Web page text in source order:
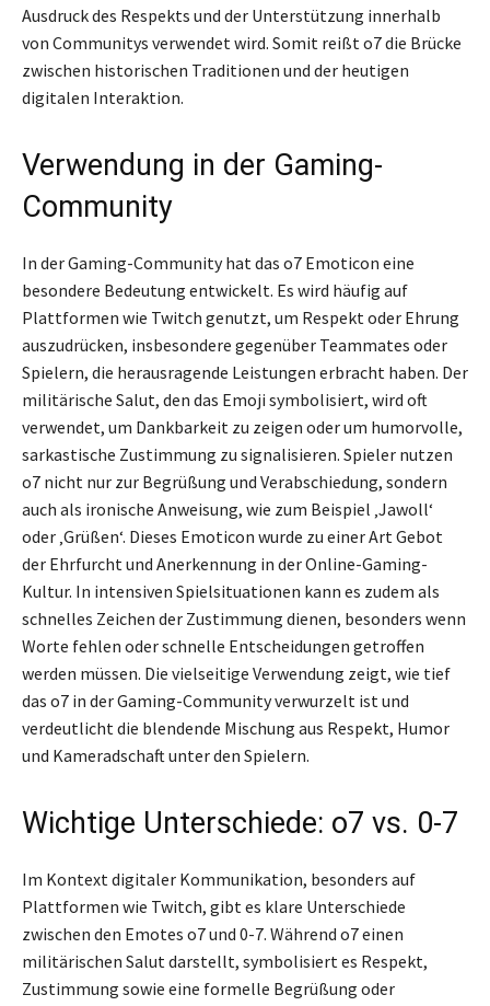
Ausdruck des Respekts und der Unterstützung innerhalb
von Communitys verwendet wird. Somit reißt o7 die Brücke
zwischen historischen Traditionen und der heutigen
digitalen Interaktion.
Verwendung in der Gaming-
Community
In der Gaming-Community hat das o7 Emoticon eine
besondere Bedeutung entwickelt. Es wird häufig auf
Plattformen wie Twitch genutzt, um Respekt oder Ehrung
auszudrücken, insbesondere gegenüber Teammates oder
Spielern, die herausragende Leistungen erbracht haben. Der
militärische Salut, den das Emoji symbolisiert, wird oft
verwendet, um Dankbarkeit zu zeigen oder um humorvolle,
sarkastische Zustimmung zu signalisieren. Spieler nutzen
o7 nicht nur zur Begrüßung und Verabschiedung, sondern
auch als ironische Anweisung, wie zum Beispiel ‚Jawoll‘
oder ‚Grüßen‘. Dieses Emoticon wurde zu einer Art Gebot
der Ehrfurcht und Anerkennung in der Online-Gaming-
Kultur. In intensiven Spielsituationen kann es zudem als
schnelles Zeichen der Zustimmung dienen, besonders wenn
Worte fehlen oder schnelle Entscheidungen getroffen
werden müssen. Die vielseitige Verwendung zeigt, wie tief
das o7 in der Gaming-Community verwurzelt ist und
verdeutlicht die blendende Mischung aus Respekt, Humor
und Kameradschaft unter den Spielern.
Wichtige Unterschiede: o7 vs. 0-7
Im Kontext digitaler Kommunikation, besonders auf
Plattformen wie Twitch, gibt es klare Unterschiede
zwischen den Emotes o7 und 0-7. Während o7 einen
militärischen Salut darstellt, symbolisiert es Respekt,
Zustimmung sowie eine formelle Begrüßung oder